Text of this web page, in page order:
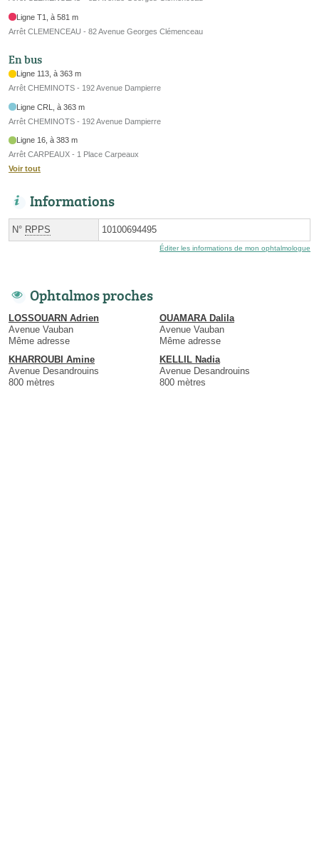
Ligne T1, à 581 m
Arrêt CLEMENCEAU - 82 Avenue Georges Clémenceau
En bus
Ligne 113, à 363 m
Arrêt CHEMINOTS - 192 Avenue Dampierre
Ligne CRL, à 363 m
Arrêt CHEMINOTS - 192 Avenue Dampierre
Ligne 16, à 383 m
Arrêt CARPEAUX - 1 Place Carpeaux
Voir tout
Informations
N° RPPS 10100694495
Éditer les informations de mon ophtalmologue
Ophtalmos proches
LOSSOUARN Adrien
Avenue Vauban
Même adresse
OUAMARA Dalila
Avenue Vauban
Même adresse
KHARROUBI Amine
Avenue Desandrouins
800 mètres
KELLIL Nadia
Avenue Desandrouins
800 mètres